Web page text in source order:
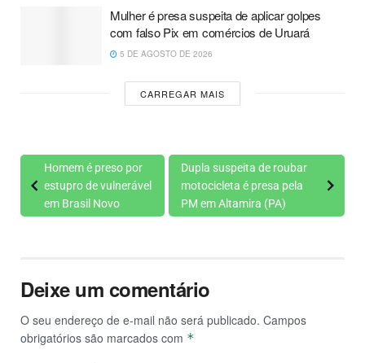
Mulher é presa suspeita de aplicar golpes
com falso Pix em comércios de Uruará
5 DE AGOSTO DE 2026
CARREGAR MAIS
Homem é preso por
estupro de vulnerável
em Brasil Novo
Dupla suspeita de roubar
motocicleta é presa pela
PM em Altamira (PA)
Deixe um comentário
O seu endereço de e-mail não será publicado. Campos
obrigatórios são marcados com *